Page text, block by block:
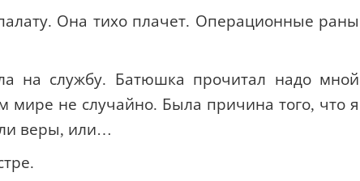
Она тихо плачет. Операционные раны
на службу. Батюшка прочитал надо мной
мире не случайно. Была причина того, что я
веры, или…